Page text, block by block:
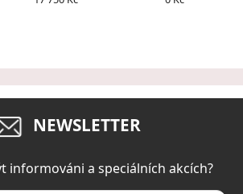
NEWSLETTER
informováni a speciálních akcích?